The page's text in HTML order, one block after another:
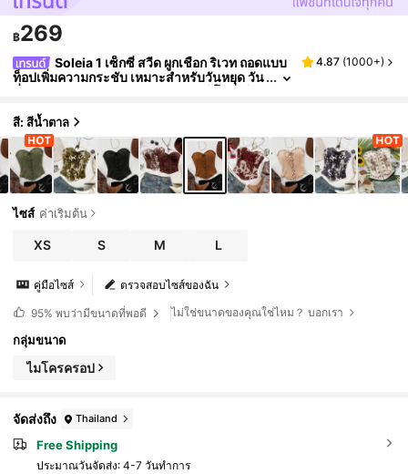
฿269
Soleia 1 เซ็กซี่ สวีด ผูกเชือก ริเวท ถอดแบบ
ท็อปเพิ่มความกระชับ เหมาะสำหรับวันหยุด วัน
4.87 (1000+)
สี: สีน้ำตาล
ไซส์ ค่าเริ่มต้น
XS S M L
ตรวจสอบไซส์ของฉัน
คู่มือไซส์
95% พบว่ามีขนาดที่พอดี ไม่ใช่ขนาดของคุณใช่ไหม？ บอกเรา
กลุ่มขนาด
ไมโครครอป
จัดส่งถึง Thailand
Free Shipping
ประมาณวันจัดส่ง: 4-7 วันทำการ